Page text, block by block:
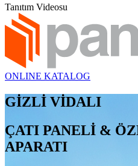
Tanıtım Videosu
ONLINE KATALOG
GİZLİ VİDALI
ÇATI PANELİ &
APARATI